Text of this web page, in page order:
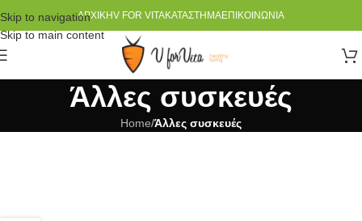
Skip to navigation
Skip to main content
ΑΡΧΙΚΉV FOR VITAΚΑΤΆΣΤΗΜΑΕΠΙΚΟΙΝΩΝΊΑ
Άλλες συσκευές
Home/Άλλες συσκευές